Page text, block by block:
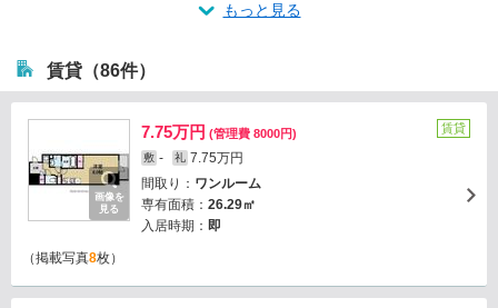
もっと見る
賃貸（86件）
画像を
見る
7.75万円 (管理費 8000円)
敷 - 礼 7.75万円
間取り： ワンルーム
専有面積： 26.29㎡
入居時期： 即
賃貸
（掲載写真8枚）